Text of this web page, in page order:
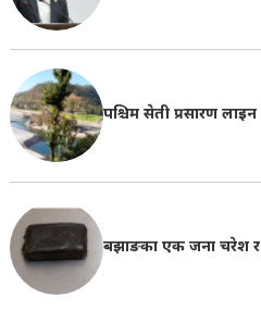
पश्चिम सेती प्रसारण
बझाङका एक जना चरेश र